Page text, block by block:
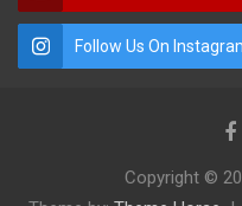
Follow Us On
Copyright ©